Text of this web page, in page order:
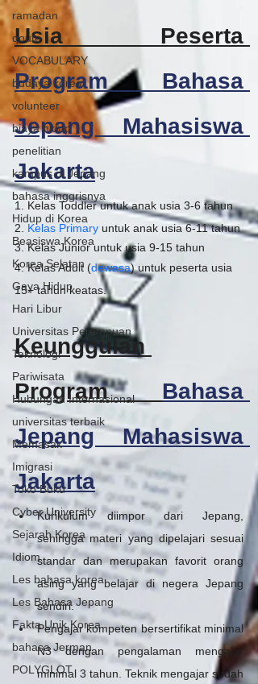
ramadan
qoute
VOCABULARY
budaya korea
volunteer
biaya hidup
penelitian
kampus di Jepang
bahasa inggrisnya
Hidup di Korea
Beasiswa Korea
Korea Selatan
Gaya Hidup
Hari Libur
Universitas Perempuan
Teknologi
Pariwisata
Hubungan Internasional
universitas terbaik
Memasak
Imigrasi
Toko Buku
Cyber University
Sejarah Korea
Idiom
Les bahasa korea
Les Bahasa Jepang
Fakta Unik Korea
bahasa Jerman
POLYGLOT
Program Bahasa
Jepang Mahasiswa
Jakarta
1. Kelas Toddler untuk anak usia 3-6 tahun
2. Kelas Primary untuk anak usia 6-11 tahun
3. Kelas Junior untuk usia 9-15 tahun
4. Kelas Adult (dewasa) untuk peserta usia
15+ tahun keatas.
Keunggulan
Program Bahasa
Jepang Mahasiswa
Jakarta
Kurikulum diimpor dari Jepang,
sehingga materi yang dipelajari sesuai
standar dan merupakan favorit orang
asing yang belajar di negera Jepang
sendiri.
Pengajar kompeten bersertifikat minimal
N3 dengan pengalaman mengajar
minimal 3 tahun. Teknik mengajar sudah